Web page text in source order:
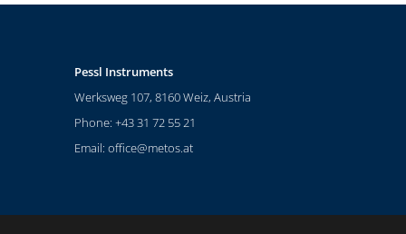
Pessl Instruments
Werksweg 107, 8160 Weiz, Austria
Phone: +43 31 72 55 21
Email:office@metos.at